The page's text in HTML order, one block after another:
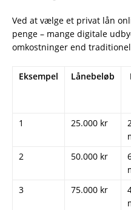
Ved at vælge et privat lån
penge – mange digitale
omkostninger end
Eksempel Lånebeløb
1
25.000 kr
2
50.000 kr
3
75.000 kr